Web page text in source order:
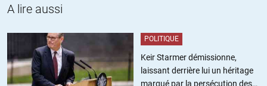
plus faible de tous et d’autre part une illusion illustrant les
géométrie hyper-variable.
https://www.dailymotion.com/video/x4ukkzn
conférence)
A lire aussi
POLITIQUE
Keir Starmer démissionne,
laissant derrière lui un héritage
marqué par la persécution des